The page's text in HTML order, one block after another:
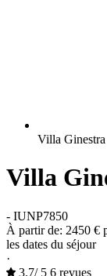
Villa Ginestra
Villa
- IUNP7850
À partir de: 2450 €
les dates du séjour
·
3.7/ 5 6 revues